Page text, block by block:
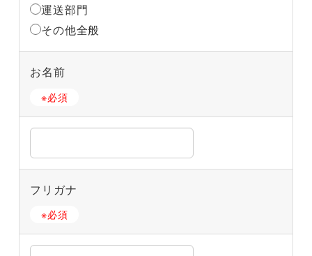
運送部門
その他全般
お名前
※必須
フリガナ
※必須